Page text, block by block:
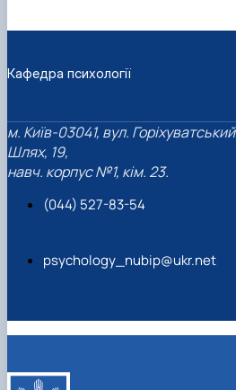
Кафедра психології
м. Київ-03041, вул. Горіхуватський
Шлях, 19,
навч. корпус №1, кім. 23.
(044) 527-83-54
psychology_nubip@ukr.net